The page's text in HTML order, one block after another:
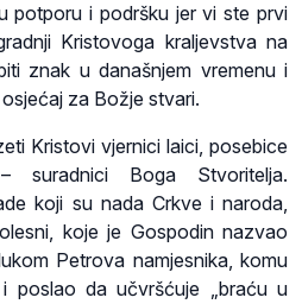
potporu i podršku jer vi ste prvi
Kristovoga kraljevstva na
znak u današnjem vremenu i
za Božje stvari.
Kristovi vjernici laici, posebice
suradnici Boga Stvoritelja.
koji su nada Crkve i naroda,
koje je Gospodin nazvao
Petrova namjesnika, komu
poslao da učvršćuje „braću u